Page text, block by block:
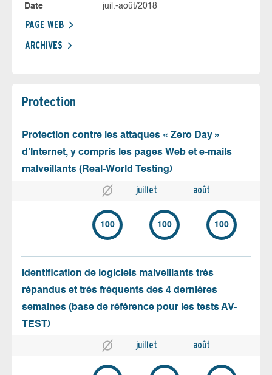
Date
juil.-août/2018
PAGE WEB
ARCHIVES
Protection
Protection contre les attaques « Zero Day »
d’Internet, y compris les pages Web et e-mails
malveillants (Real-World Testing)
juillet août
100 100 100
Identification de logiciels malveillants très
répandus et très fréquents des 4 dernières
semaines (base de référence pour les tests AV-
TEST)
juillet août